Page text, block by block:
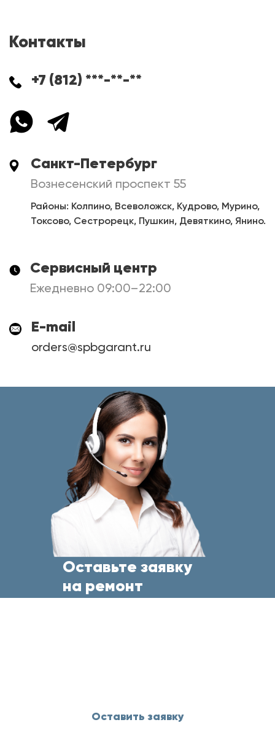
Контакты
+7 (812) ***-**-**
Санкт-Петербург
Вознесенский проспект 55
Районы: Колпино, Всеволожск, Кудрово, Мурино,
Токсово, Сестрорецк, Пушкин, Девяткино, Янино.
Сервисный центр
Ежедневно 09:00–22:00
E-mail
orders@spbgarant.ru
Оставьте заявку
на ремонт
Оставить заявку